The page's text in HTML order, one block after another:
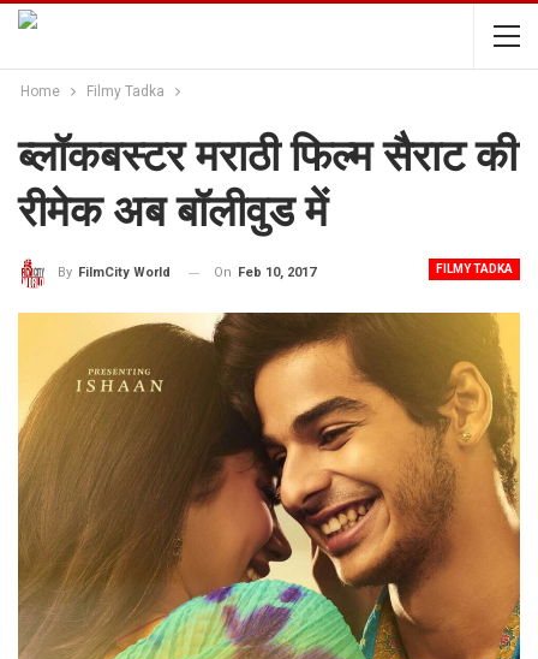
Home Filmy Tadka
ब्लॉकबस्टर मराठी फिल्म सैराट की
रीमेक अब बॉलीवुड में
FILMY TADKA
By FilmCity World On Feb 10, 2017